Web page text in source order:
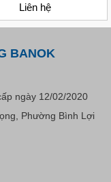
Liên hệ
BANOK
ngày 12/02/2020
Phường Bình Lợi